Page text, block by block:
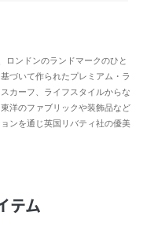
ロンドンのランドマークのひと
づいて作られたプレミアム・ラ
カーフ、ライフスタイルからな
洋のファブリックや装飾品など
ンを通じ英国リバティ社の優美
テム